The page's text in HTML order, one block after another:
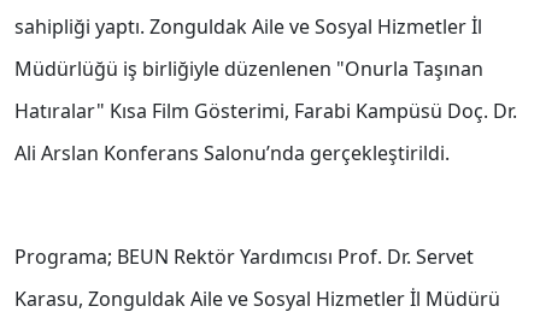
sahipliği yaptı. Zonguldak Aile ve Sosyal Hizmetler İl
Müdürlüğü iş birliğiyle düzenlenen "Onurla Taşınan
Hatıralar" Kısa Film Gösterimi, Farabi Kampüsü Doç. Dr.
Ali Arslan Konferans Salonu’nda gerçekleştirildi.
Programa; BEUN Rektör Yardımcısı Prof. Dr. Servet
Karasu, Zonguldak Aile ve Sosyal Hizmetler İl Müdürü